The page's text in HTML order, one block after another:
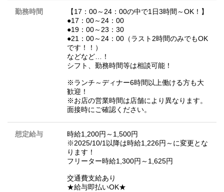
勤務時間
【17：00～24：00の中で1日3時間～OK！】
●17：00～24：00
●19：00～23：30
●21：00～24：00（ラスト2時間のみでもOK
です！！）
などなど…！
シフト、勤務時間等は相談可能！
※ランチ～ディナー6時間以上働ける方も大
歓迎！
※お店の営業時間は店舗により異なります。
面接時にご確認ください。
想定給与
時給1,200円～1,500円
※2025/10/1以降は時給1,226円～に変更とな
ります！
フリーター時給1,300円～1,625円
交通費支給あり
★給与即払いOK★